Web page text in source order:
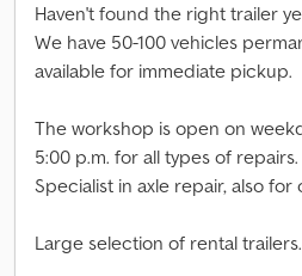
Haven't found the right trailer
We have 50-100 vehicles
available for immediate pickup.
The workshop is open on
5:00 p.m. for all types of repairs.
Specialist in axle repair, also for
Large selection of rental trailers.